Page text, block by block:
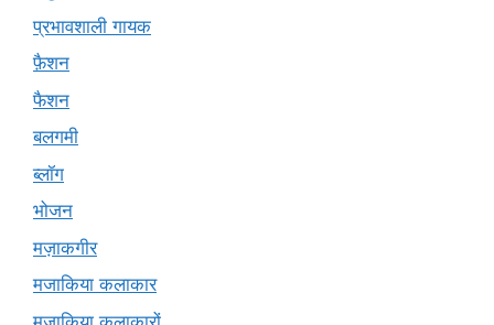
प्रभावशाली गायक
फ़ैशन
फैशन
बलगमी
ब्लॉग
भोजन
मज़ाकगीर
मजाकिया कलाकार